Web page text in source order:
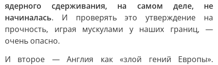
ядерного сдерживания, на самом деле, не
начиналась. И проверять это утверждение на
прочность, играя мускулами у наших границ, —
очень опасно.
И второе — Англия как «злой гений Европы».